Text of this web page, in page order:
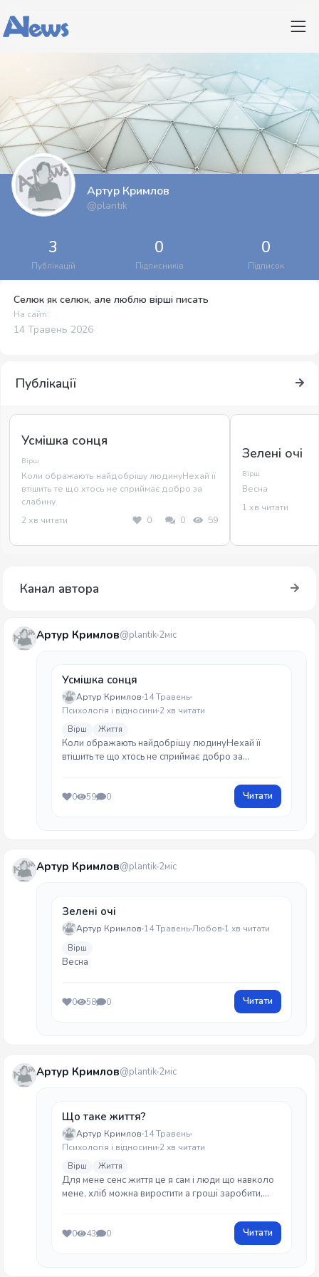
Артур Кримлов
@plantik
3
Публікацій
0
Підписників
0
Підписок
Селюк як селюк, але люблю вірші писать
На сайті:
14 Травень 2026
Канал автора
Артур Кримлов@plantik 2міс
Усмішка сонця
Артур Кримлов 14 Травень
Психологія і відносини 2 хв читати
Вірш Життя
Коли ображають найдобрішу людинуНехай її
втішить те що хтось не сприймає добро за
0 59 0 Читати
Артур Кримлов@plantik 2міс
Зелені очі
Артур Кримлов 14 ТравеньЛюбов 1 хв читати
Вірш
Весна
0 58 0 Читати
Артур Кримлов@plantik 2міс
Що таке життя?
Артур Кримлов 14 Травень
Психологія і відносини 2 хв читати
Вірш Життя
Для мене сенс життя це я сам і люди що навколо
мене, хліб можна виростити а гроші заробити,
0 43 0 Читати
Публікації
Усмішка сонця
Вірш
Коли ображають найдобрішу людинуНехай її
втішить те що хтось не сприймає добро за
слабину.
2 хв читати
0 0 59
Зелені очі
Вірш
Весна
1 хв читати